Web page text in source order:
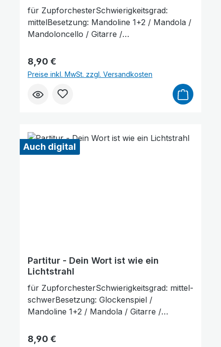
für ZupforchesterSchwierigkeitsgrad:
mittelBesetzung: Mandoline 1+2 / Mandola /
Mandoloncello / Gitarre /
Stimmenauszüge, Stimmenauszüge dürfen
als Kopiervorlage benutzt werden. Die
Lieferzeit beträgt ca. 7 Werktage, da dieser
Artikel erst nach Bestellung gedruckt
Regulärer Preis:
8,90 €
Preise inkl. MwSt. zzgl. Versandkosten
Auch digital
Partitur - Dein Wort ist wie ein
Lichtstrahl
für ZupforchesterSchwierigkeitsgrad: mittel-
schwerBesetzung: Glockenspiel /
Mandoline 1+2 / Mandola / Gitarre /
Stimmenauszüge, Stimmenauszüge dürfen
Regulärer Preis:
8,90 €